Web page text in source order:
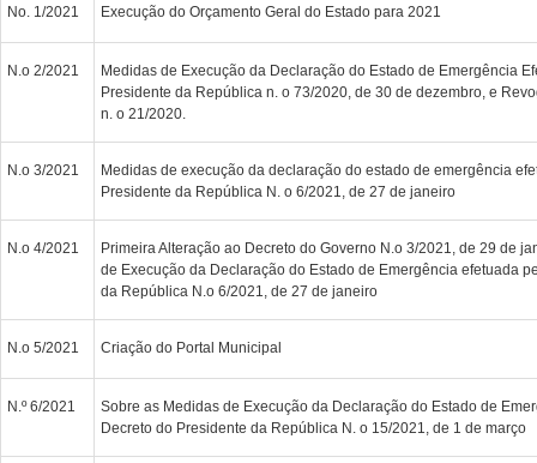
No. 1/2021 Execução do Orçamento Geral do Estado para 2021
N.o 2/2021
Medidas de Execução da Declaração do Estado de Emergência
Presidente da República n. o 73/2020, de 30 de dezembro, e
n. o 21/2020.
N.o 3/2021
Medidas de execução da declaração do estado de emergência
Presidente da República N. o 6/2021, de 27 de janeiro
N.o 4/2021
Primeira Alteração ao Decreto do Governo N.o 3/2021, de 29 de
de Execução da Declaração do Estado de Emergência efetuada
da República N.o 6/2021, de 27 de janeiro
N.o 5/2021 Criação do Portal Municipal
N.º 6/2021
Sobre as Medidas de Execução da Declaração do Estado de
Decreto do Presidente da República N. o 15/2021, de 1 de março